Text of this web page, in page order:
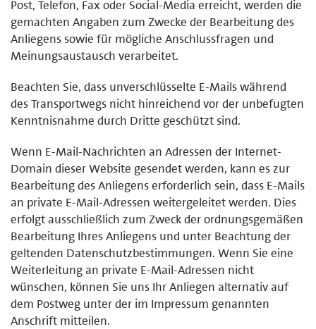
Post, Telefon, Fax oder Social-Media erreicht, werden die
gemachten Angaben zum Zwecke der Bearbeitung des
Anliegens sowie für mögliche Anschlussfragen und
Meinungsaustausch verarbeitet.
Beachten Sie, dass unverschlüsselte E-Mails während
des Transportwegs nicht hinreichend vor der unbefugten
Kenntnisnahme durch Dritte geschützt sind.
Wenn E-Mail-Nachrichten an Adressen der Internet-
Domain dieser Website gesendet werden, kann es zur
Bearbeitung des Anliegens erforderlich sein, dass E-Mails
an private E-Mail-Adressen weitergeleitet werden. Dies
erfolgt ausschließlich zum Zweck der ordnungsgemäßen
Bearbeitung Ihres Anliegens und unter Beachtung der
geltenden Datenschutzbestimmungen. Wenn Sie eine
Weiterleitung an private E-Mail-Adressen nicht
wünschen, können Sie uns Ihr Anliegen alternativ auf
dem Postweg unter der im Impressum genannten
Anschrift mitteilen.